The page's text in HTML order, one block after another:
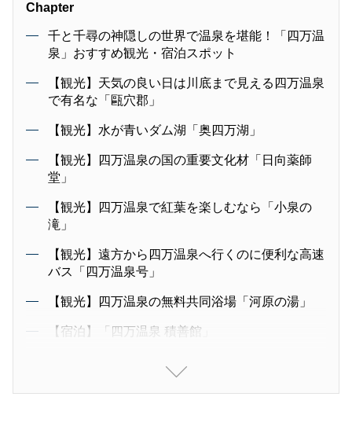
Chapter
千と千尋の神隠しの世界で温泉を堪能！「四万温
泉」おすすめ観光・宿泊スポット
【観光】天気の良い日は川底まで見える四万温泉
で有名な「甌穴郡」
【観光】水が青いダム湖「奥四万湖」
【観光】四万温泉の国の重要文化材「日向薬師
堂」
【観光】四万温泉で紅葉を楽しむなら「小泉の
滝」
【観光】遠方から四万温泉へ行くのに便利な高速
バス「四万温泉号」
【観光】四万温泉の無料共同浴場「河原の湯」
【宿泊】「四万温泉 積善館」
【宿泊】「四万 やまぐち館」